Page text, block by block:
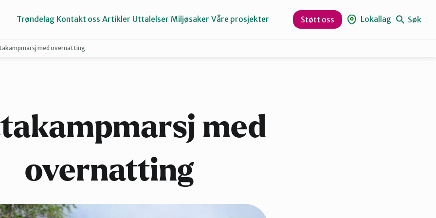
Namdalen Orklaregionen
Trøndelag Kontakt oss Artikler Uttalelser Miljøsaker Våre prosjekter Støtt oss Lokallag Søk
med overnatting
med
overnatting